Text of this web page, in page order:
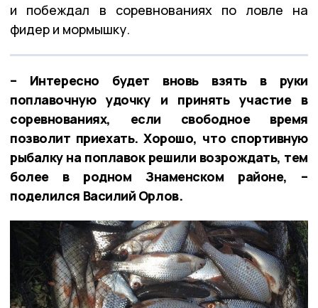
и побеждал в соревнованиях по ловле на
фидер и мормышку.
– Интересно будет вновь взять в руки
поплавочную удочку и принять участие в
соревнованиях, если свободное время
позволит приехать. Хорошо, что спортивную
рыбалку на поплавок решили возрождать, тем
более в родном Знаменском районе, –
поделился Василий Орлов.